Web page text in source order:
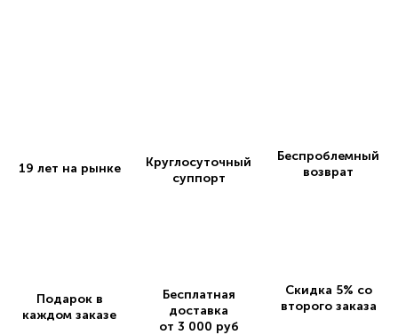
19 лет на рынке
Круглосуточный
суппорт
Беспроблемный
возврат
Подарок в
каждом заказе
Бесплатная
доставка
от 3 000 руб
Скидка 5% со
второго заказа